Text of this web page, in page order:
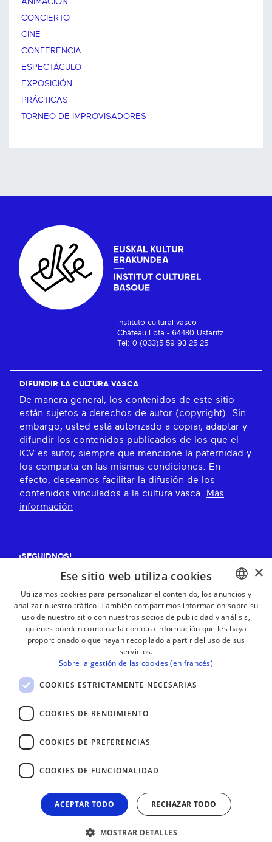
ANIMACIÓN
CONCIERTO
CINE
CONFERENCIA
ESPECTÁCULO
EXPOSICIÓN
PRÁCTICAS
TORNEO DE IMPROVISADORES
Instituto cultural vasco
Château Lota - 64480 Ustaritz
Tel: 0 (033)5 59 93 25 25
DIFUNDIR LA CULTURA VASCA
De manera general, los contenidos de este sitio
están sujetos a derechos de autor (copyright). Sin
embargo, usted está autorizado a copiar, adaptar y
difundir los contenidos publicados de los que el
ICV es autor, siempre que mencione la paternidad y
los comparta en las mismas condiciones. En
efecto, deseamos facilitar la difusión de los
contenidos vinculados a la cultura vasca. Más
información
¡SEGUIDNOS!
¡RECIBE NUESTROS BOLETINES!
Suscribirse
AVISO LEGAL
BASQUE
FRENCH
×
Ese sitio web utiliza cookies
Utilizamos cookies para personalizar el contenido, los anuncios y
analizar nuestro tráfico. También compartimos información sobre su
uso de nuestro sitio con nuestros socios de publicidad y análisis,
quienes pueden combinarla con otra información que les haya
proporcionado o que hayan recopilado a partir del uso de sus
servicios.
Sobre la gestión de las cookies (en francés)
COOKIES ESTRICTAMENTE NECESARIAS
COOKIES DE RENDIMIENTO
COOKIES DE PREFERENCIAS
COOKIES DE FUNCIONALIDAD
ACEPTAR TODO RECHAZAR TODO
MOSTRAR DETALLES